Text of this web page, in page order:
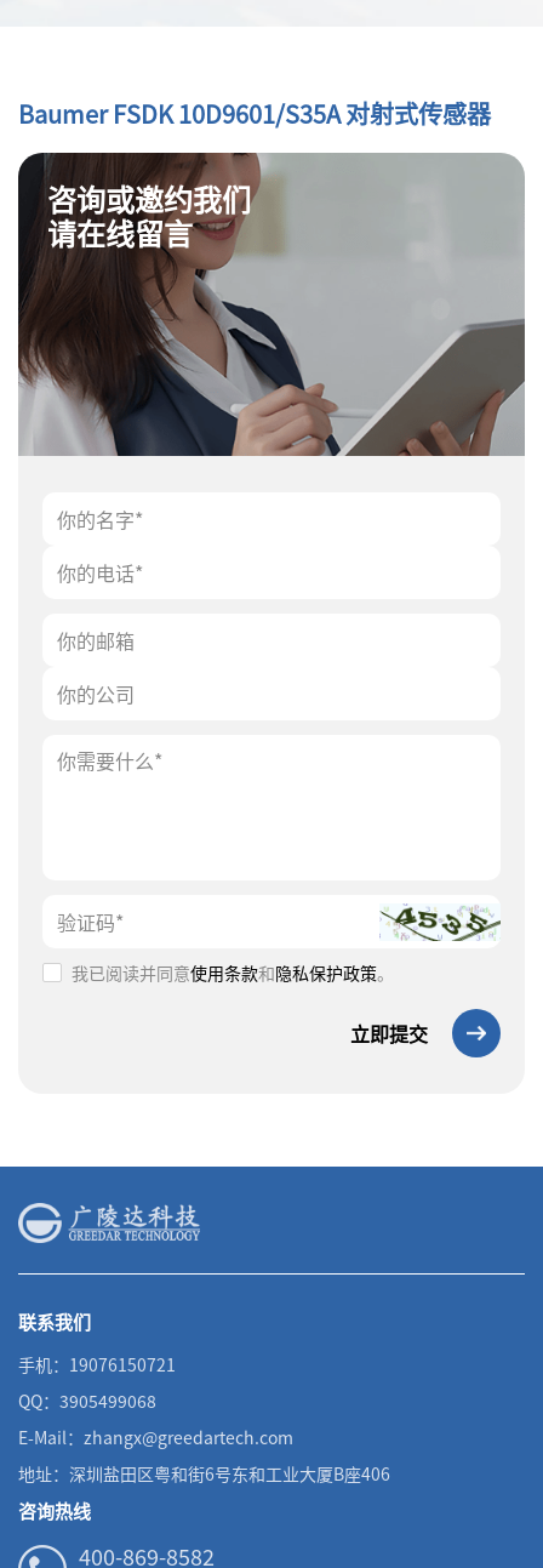
Baumer FSDK 10D9601/S35A 对射式传感器
咨询或邀约我们
请在线留言
我已阅读并同意使用条款和隐私保护政策。
立即提交
联系我们
手机：19076150721
QQ：3905499068
E-Mail：zhangx@greedartech.com
地址：深圳盐田区粤和街6号东和工业大厦B座406
咨询热线
400-869-8582